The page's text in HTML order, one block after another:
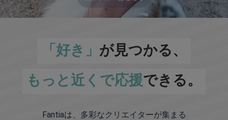
「好き」 が見つかる、
もっと近くで応援できる。
Fantiaは、多彩なクリエイターが集まる